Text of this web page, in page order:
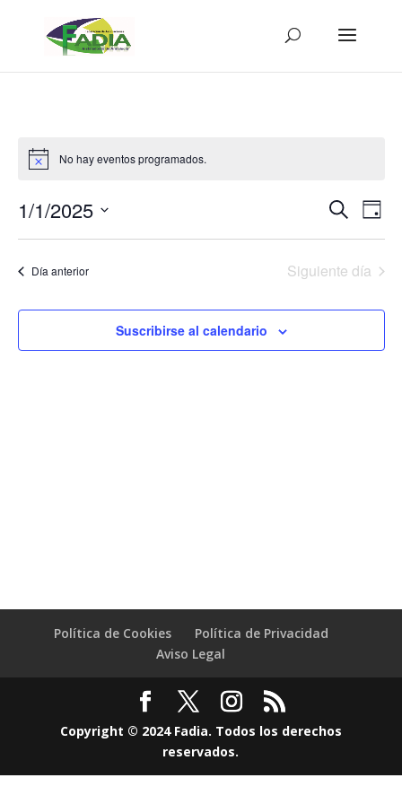
No hay eventos programados.
de
y
Buscar
de
de
Día
1/1/2025
Día anterior Siguiente día
Suscribirse al calendario
Política de Cookies
Política de Privacidad
Aviso Legal
Copyright © 2024 Fadia. Todos los derechos
reservados.